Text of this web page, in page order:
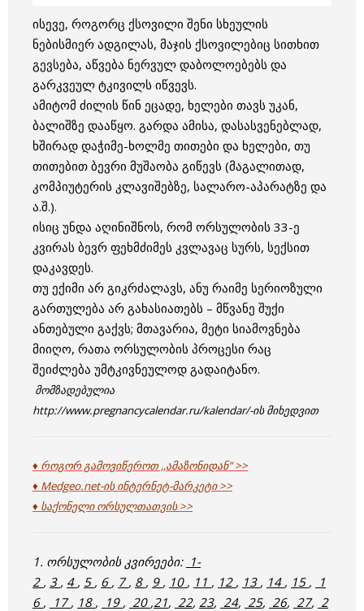
ისევე, როგორც ქსოვილი შენი სხეულის
ნებისმიერ ადგილას, მაჯის ქსოვილებიც სითხით
გევსება, აწვება ნერვულ დაბოლოებებს და
გარკვეულ ტკივილს იწვევს.
ამიტომ ძილის წინ ეცადე, ხელები თავს უკან,
ბალიშზე დააწყო. გარდა ამისა, დასასვენებლად,
ხშირად დაჭიმე-ხოლმე თითები და ხელები, თუ
თითებით ბევრი მუშაობა გიწევს (მაგალითად,
კომპიუტერის კლავიშებზე, სალარო-აპარატზე და
ა.შ.).
ისიც უნდა აღინიშნოს, რომ ორსულობის 33-ე
კვირას ბევრ ფეხმძიმეს კვლავაც სურს, სექსით
დაკავდეს.
თუ ექიმი არ გიკრძალავს, ანუ რაიმე სერიოზული
გართულება არ გახასიათებს – მწვანე შუქი
ანთებული გაქვს; მთავარია, მეტი სიამოვნება
მიიღო, რათა ორსულობის პროცესი რაც
შეიძლება უმტკივნეულოდ გადაიტანო.
მომზადებულია
http://www.pregnancycalendar.ru/kalendar/-ის მიხედვით
♦ როგორ გამოვიწეროთ ,,ამაზონიდან” >>
♦ Medgeo.net-ის ინტერნეტ-მარკეტი >>
♦ საქონელი ორსულთათვის >>
1. ორსულობის კვირეები: 1-
2 , 3 , 4 , 5 , 6 , 7, 8 , 9 , 10 , 11 , 12 , 13 , 14 , 15 , 1
6 , 17, 18 , 19 , 20 ,21, 22, 23, 24, 25, 26, 27, 2